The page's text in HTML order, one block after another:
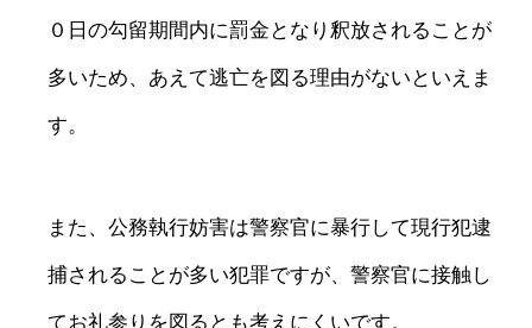
０日の勾留期間内に罰金となり釈放されることが
多いため、あえて逃亡を図る理由がないといえま
す。
また、公務執行妨害は警察官に暴行して現行犯逮
捕されることが多い犯罪ですが、警察官に接触し
てお礼参りを図るとも考えにくいです。